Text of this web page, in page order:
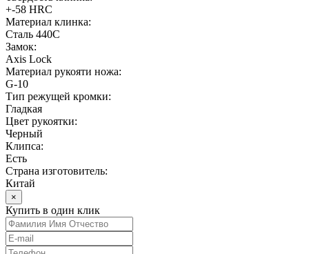
+-58 HRC
Материал клинка:
Сталь 440C
Замок:
Axis Lock
Материал рукояти ножа:
G-10
Тип режущей кромки:
Гладкая
Цвет рукоятки:
Черный
Клипса:
Есть
Страна изготовитель:
Китай
×
Купить в один клик